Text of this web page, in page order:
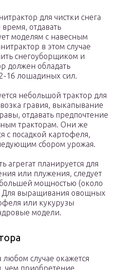
для чистки снега
отдавать
моделям с навесным
в этом случае
снегоуборщиком и
должен обладать
16 лошадиных сил.
небольшой трактор для
гравия, выкапывание
отдавать предпочтение
тракторам. Они же
с посадкой картофеля,
сбором урожая.
агрегат планируется для
или плужения, следует
мощностью (около
выращивания овощных
или кукурузы
модели.
случае окажется
чем приобретение